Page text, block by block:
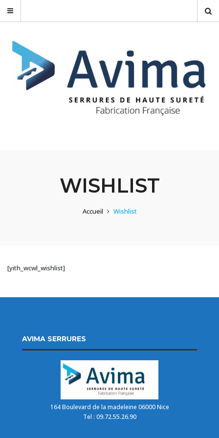
WISHLIST
Accueil Wishlist
[yith_wcwl_wishlist]
AVIMA SERRURES
164 Boulevard de la madeleine 06000 Nice
Tel : 09.72.55.26.90